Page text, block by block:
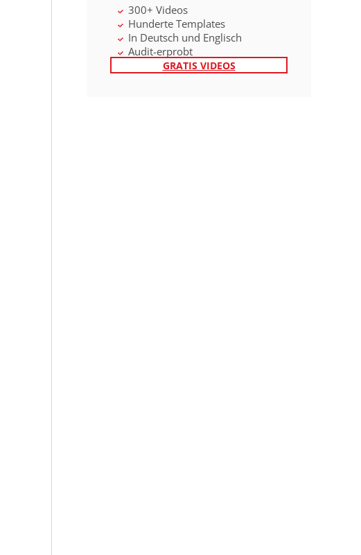
300+ Videos
Hunderte Templates
In Deutsch und Englisch
Audit-erprobt
GRATIS VIDEOS